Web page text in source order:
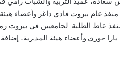
عام بيروت فادي داغر وأعضاء هيئة
عاط الطلبة الجامعيين في بيروت
يارا خوري وأعضاء هيئة المديرية،